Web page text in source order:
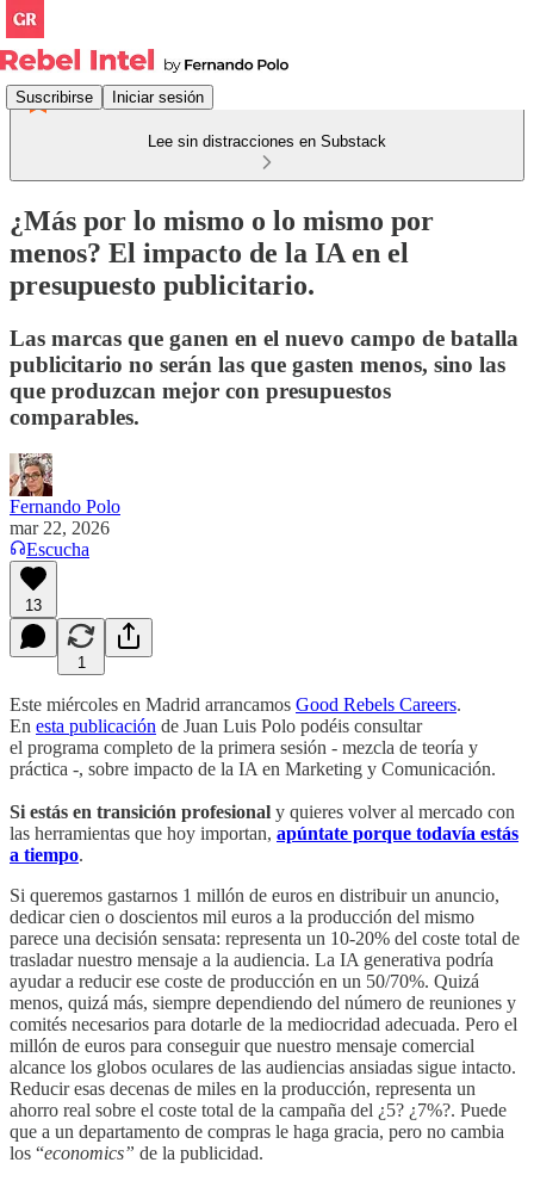
Suscribirse Iniciar sesión
Lee sin distracciones en Substack
¿Más por lo mismo o lo mismo por
menos? El impacto de la IA en el
presupuesto publicitario.
Las marcas que ganen en el nuevo campo de batalla
publicitario no serán las que gasten menos, sino las
que produzcan mejor con presupuestos
comparables.
Fernando Polo
mar 22, 2026
Escucha
13
1
Este miércoles en Madrid arrancamos Good Rebels Careers.
En esta publicación de Juan Luis Polo podéis consultar
el programa completo de la primera sesión - mezcla de teoría y
práctica -, sobre impacto de la IA en Marketing y Comunicación.
Si estás en transición profesional y quieres volver al mercado con
las herramientas que hoy importan, apúntate porque todavía estás
a tiempo.
Si queremos gastarnos 1 millón de euros en distribuir un anuncio,
dedicar cien o doscientos mil euros a la producción del mismo
parece una decisión sensata: representa un 10-20% del coste total de
trasladar nuestro mensaje a la audiencia. La IA generativa podría
ayudar a reducir ese coste de producción en un 50/70%. Quizá
menos, quizá más, siempre dependiendo del número de reuniones y
comités necesarios para dotarle de la mediocridad adecuada. Pero el
millón de euros para conseguir que nuestro mensaje comercial
alcance los globos oculares de las audiencias ansiadas sigue intacto.
Reducir esas decenas de miles en la producción, representa un
ahorro real sobre el coste total de la campaña del ¿5? ¿7%?. Puede
que a un departamento de compras le haga gracia, pero no cambia
los “economics” de la publicidad.